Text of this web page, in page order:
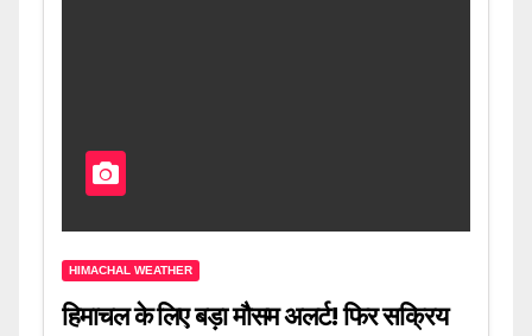
HIMACHAL WEATHER
हिमाचल के लिए बड़ा मौसम अलर्ट! फिर सक्रिय